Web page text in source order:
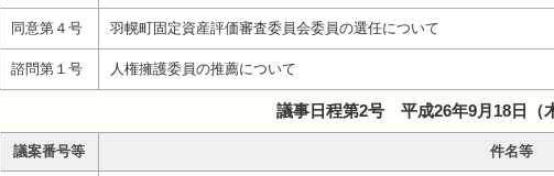
同意第４号 羽幌町固定資産評価審査委員会委員の選任について
諮問第１号 人権擁護委員の推薦について
議事日程第2号 平成26年9月18日（
議案番号等 件名等